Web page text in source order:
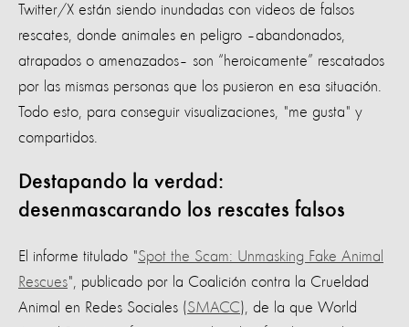
Twitter/X están siendo inundadas con videos de falsos
rescates, donde animales en peligro –abandonados,
atrapados o amenazados– son “heroicamente” rescatados
por las mismas personas que los pusieron en esa situación.
Todo esto, para conseguir visualizaciones, "me gusta" y
compartidos.
Destapando la verdad:
desenmascarando los rescates falsos
El informe titulado "Spot the Scam: Unmasking Fake Animal
Rescues", publicado por la Coalición contra la Crueldad
Animal en Redes Sociales (SMACC), de la que World